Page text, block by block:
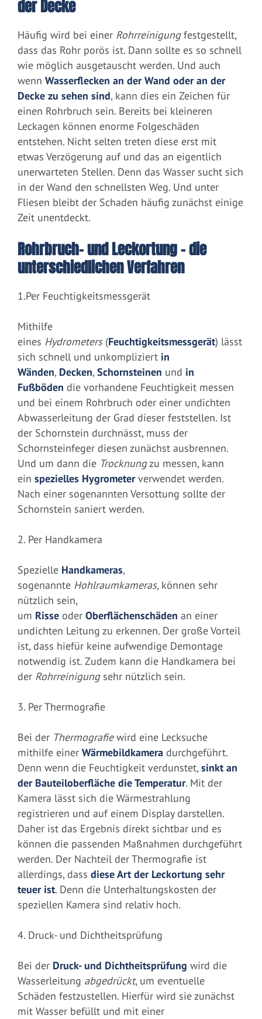
der Decke
Häufig wird bei einer Rohrreinigungfestgestellt,
dass das Rohr porös ist. Dann sollte es so schnell
wie möglich ausgetauscht werden. Und auch
wenn Wasserflecken an der Wand oder an der
Decke zu sehen sind, kann dies ein Zeichen für
einen Rohrbruch sein. Bereits bei kleineren
Leckagen können enorme Folgeschäden
entstehen. Nicht selten treten diese erst mit
etwas Verzögerung auf und das an eigentlich
unerwarteten Stellen. Denn das Wasser sucht sich
in der Wand den schnellsten Weg. Und unter
Fliesen bleibt der Schaden häufig zunächst einige
Zeit unentdeckt.
Rohrbruch- und Leckortung – die
unterschiedlichen Verfahren
1.Per Feuchtigkeitsmessgerät
Mithilfe
eines Hydrometers(Feuchtigkeitsmessgerät) lässt
sich schnell und unkompliziert in
Wänden, Decken, Schornsteinen und in
Fußböden die vorhandene Feuchtigkeit messen
und bei einem Rohrbruch oder einer undichten
Abwasserleitung der Grad dieser feststellen. Ist
der Schornstein durchnässt, muss der
Schornsteinfeger diesen zunächst ausbrennen.
Und um dann die Trocknungzu messen, kann
ein spezielles Hygrometerverwendet werden.
Nach einer sogenannten Versottung sollte der
Schornstein saniert werden.
2. Per Handkamera
Spezielle Handkameras,
sogenannte Hohlraumkameras, können sehr
nützlich sein,
um Risse oder Oberflächenschäden an einer
undichten Leitung zu erkennen. Der große Vorteil
ist, dass hiefür keine aufwendige Demontage
notwendig ist. Zudem kann die Handkamera bei
der Rohrreinigungsehr nützlich sein.
3. Per Thermografie
Bei der Thermografiewird eine Lecksuche
mithilfe einer Wärmebildkamera durchgeführt.
Denn wenn die Feuchtigkeit verdunstet, sinkt an
der Bauteiloberfläche die Temperatur. Mit der
Kamera lässt sich die Wärmestrahlung
registrieren und auf einem Display darstellen.
Daher ist das Ergebnis direkt sichtbar und es
können die passenden Maßnahmen durchgeführt
werden. Der Nachteil der Thermografie ist
allerdings, dass diese Art der Leckortung sehr
teuer ist. Denn die Unterhaltungskosten der
speziellen Kamera sind relativ hoch.
4. Druck- und Dichtheitsprüfung
Bei der Druck- und Dichtheitsprüfung wird die
Wasserleitung abgedrückt, um eventuelle
Schäden festzustellen. Hierfür wird sie zunächst
mit Wasser befüllt und mit einer